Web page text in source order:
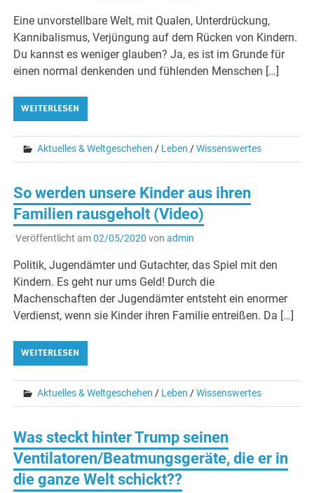
Eine unvorstellbare Welt, mit Qualen, Unterdrückung,
Kannibalismus, Verjüngung auf dem Rücken von Kindern.
Du kannst es weniger glauben? Ja, es ist im Grunde für
einen normal denkenden und fühlenden Menschen […]
WEITERLESEN
Aktuelles & Weltgeschehen / Leben /Wissenswertes
So werden unsere Kinder aus ihren
Familien rausgeholt (Video)
Veröffentlicht am02/05/2020 von admin
Politik, Jugendämter und Gutachter, das Spiel mit den
Kindern. Es geht nur ums Geld! Durch die
Machenschaften der Jugendämter entsteht ein enormer
Verdienst, wenn sie Kinder ihren Familie entreißen. Da […]
WEITERLESEN
Aktuelles & Weltgeschehen / Leben /Wissenswertes
Was steckt hinter Trump seinen
Ventilatoren/Beatmungsgeräte, die er in
die ganze Welt schickt??